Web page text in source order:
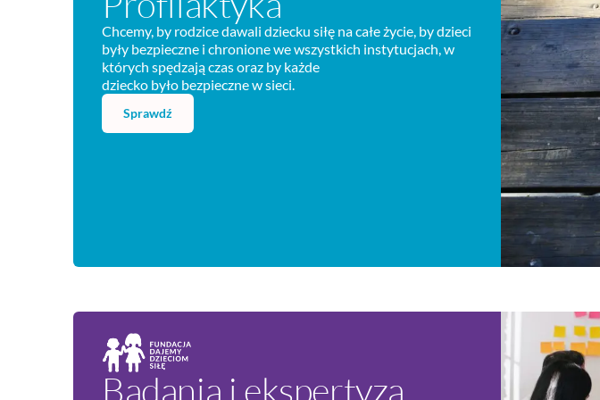
Chcemy, by rodzice dawali dziecku siłę na całe życie, by dzieci
były bezpieczne i chronione we wszystkich instytucjach, w
których spędzają czas oraz by każde
dziecko było bezpieczne w sieci.
Sprawdź
Badania i ekspertyza